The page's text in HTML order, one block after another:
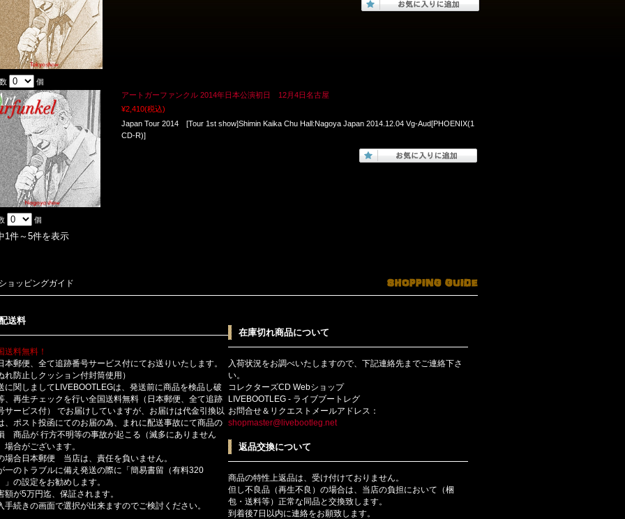
個
アートガーファンクル 2014年日本公演初日 12月4日名古屋
¥2,410(税込)
Japan Tour 2014 [Tour 1st show]Shimin Kaika Chu Hall:Nagoya Japan 2014.12.04 Vg-Aud[PHOENIX(1
CD-R)]
個
1件～5件を表示
ョッピングガイド
送料
送料無料！
本郵便、全て追跡番号サービス付にてお送りいたします。
れ防止しクッション付封筒使用）
に関しましてLIVEBOOTLEGは、発送前に商品を検品し破
、再生チェックを行い全国送料無料（日本郵便、全て追跡
サービス付） でお届けしていますが、お届けは代金引換以
、ポスト投函にてのお届の為、まれに配送事故にて商品の
商品が 行方不明等の事故が起こる（滅多にありません
場合がございます。
場合日本郵便 当店は、責任を負いません。
一のトラブルに備え発送の際に「簡易書留（有料320
」の設定をお勧めします。
額が5万円迄、保証されます。
手続きの画面で選択が出来ますのでご検討ください。
在庫切れ商品について
入荷状況をお調べいたしますので、下記連絡先までご連絡下さ
い。
コレクターズCD Webショップ
LIVEBOOTLEG - ライブブートレグ
お問合せ＆リクエストメールアドレス：
shopmaster@livebootleg.net
返品交換について
商品の特性上返品は、受け付けておりません。
但し不良品（再生不良）の場合は、当店の負担において（梱
包・送料等）正常な同品と交換致します。
到着後7日以内に連絡をお願致します。